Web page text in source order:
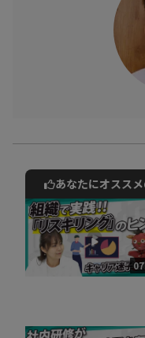
動画でご紹
お気軽にご
30
相談
あなたにオスス